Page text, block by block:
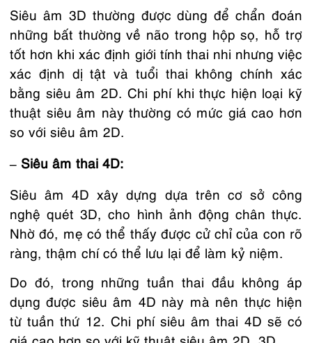
Siêu âm 3D thường được dùng để chẩn đoán
những bất thường về não trong hộp sọ, hỗ trợ
tốt hơn khi xác định giới tính thai nhi nhưng việc
xác định dị tật và tuổi thai không chính xác
bằng siêu âm 2D. Chi phí khi thực hiện loại kỹ
thuật siêu âm này thường có mức giá cao hơn
so với siêu âm 2D.
– Siêu âm thai 4D:
Siêu âm 4D xây dựng dựa trên cơ sở công
nghệ quét 3D, cho hình ảnh động chân thực.
Nhờ đó, mẹ có thể thấy được cử chỉ của con rõ
ràng, thậm chí có thể lưu lại để làm kỷ niệm.
Do đó, trong những tuần thai đầu không áp
dụng được siêu âm 4D này mà nên thực hiện
từ tuần thứ 12. Chi phí siêu âm thai 4D sẽ có